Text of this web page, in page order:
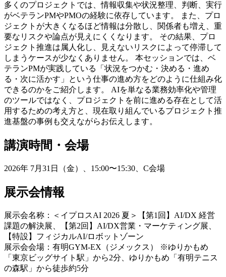
多くのプロジェクトでは、情報収集や状況整理、判断、実行
がベテランPMやPMOの経験に依存しています。 また、プロ
ジェクトが大きくなるほど情報は分散し、関係者も増え、重
要なリスクや論点が見えにくくなります。 その結果、プロ
ジェクト推進は属人化し、見えないリスクによって停滞して
しまうケースが少なくありません。 本セッションでは、ベ
テランPMが実践している「状況をつかむ・決める・進め
る・次に活かす」という仕事の進め方をどのように仕組み化
できるのかをご紹介します。 AIを単なる業務効率化や管理
のツールではなく、プロジェクトを前に進める存在として活
用するための考え方と、現在取り組んでいるプロジェクト推
進基盤の事例も交えながらお伝えします。
講演時間・会場
2026年 7月31日（金）、15:00〜15:30、C会場
展示会情報
展示会名称：＜イプロスAI 2026 夏＞【第1回】AI/DX 経営
課題の解決展、【第2回】AI/DX営業・マーケティング展、
【特設】フィジカルAI/ロボットゾーン
展示会会場：有明GYM-EX（ジメックス） ※ゆりかもめ
「東京ビッグサイト駅」から2分、ゆりかもめ「有明テニス
の森駅」から徒歩約5分